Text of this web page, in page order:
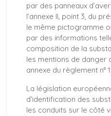
par des panneaux
l’annexe II, point 3, du
le même pictogramme
par des informations
composition de la
les mentions de danger
annexe du règlement n°
La législation
d’identification des
les conduits sur le côté